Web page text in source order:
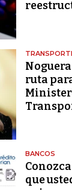
ruta
BANCOS
que